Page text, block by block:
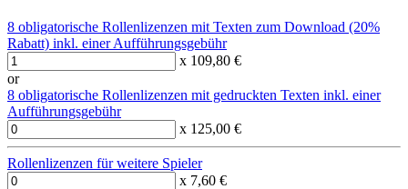
8 obligatorische Rollenlizenzen mit Texten zum Download (20%
Rabatt) inkl. einer Aufführungsgebühr
x 109,80 €
or
8 obligatorische Rollenlizenzen mit gedruckten Texten inkl. einer
Aufführungsgebühr
x 125,00 €
Rollenlizenzen für weitere Spieler
x 7,60 €